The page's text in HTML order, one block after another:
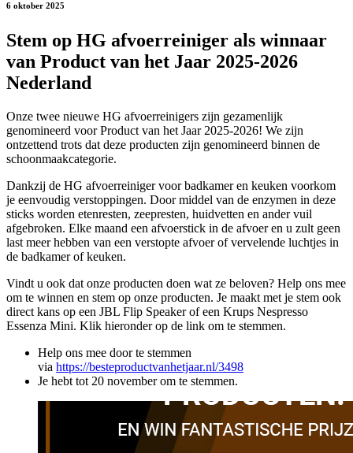
6 oktober 2025
Stem op HG afvoerreiniger als winnaar
van Product van het Jaar 2025-2026
Nederland
Onze twee nieuwe HG afvoerreinigers zijn gezamenlijk
genomineerd voor Product van het Jaar 2025-2026! We zijn
ontzettend trots dat deze producten zijn genomineerd binnen de
schoonmaakcategorie.
Dankzij de HG afvoerreiniger voor badkamer en keuken voorkom
je eenvoudig verstoppingen. Door middel van de enzymen in deze
sticks worden etenresten, zeepresten, huidvetten en ander vuil
afgebroken. Elke maand een afvoerstick in de afvoer en u zult geen
last meer hebben van een verstopte afvoer of vervelende luchtjes in
de badkamer of keuken.
Vindt u ook dat onze producten doen wat ze beloven? Help ons mee
om te winnen en stem op onze producten. Je maakt met je stem ook
direct kans op een JBL Flip Speaker of een Krups Nespresso
Essenza Mini. Klik hieronder op de link om te stemmen.
Help ons mee door te stemmen
via https://besteproductvanhetjaar.nl/3498
Je hebt tot 20 november om te stemmen.